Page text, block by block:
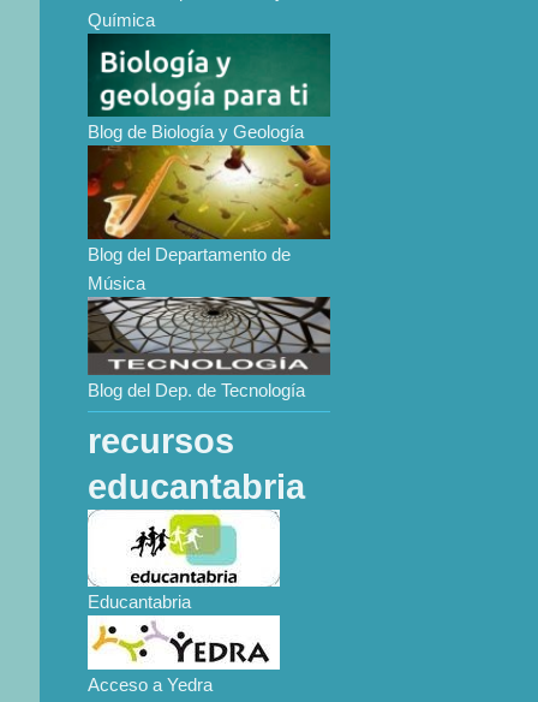
Química
Blog de Biología y Geología
Blog del Departamento de
Música
Blog del Dep. de Tecnología
recursos
educantabria
Educantabria
Acceso a Yedra